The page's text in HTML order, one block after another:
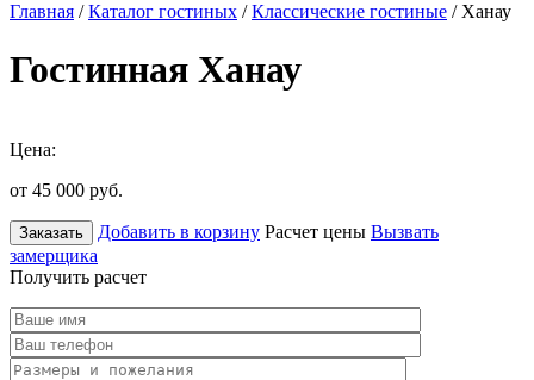
Главная /Каталог гостиных /Классические гостиные / Ханау
Гостинная Ханау
Цена:
от 45 000 руб.
Заказать Добавить в корзину Расчет цены Вызвать
замерщика
Получить расчет